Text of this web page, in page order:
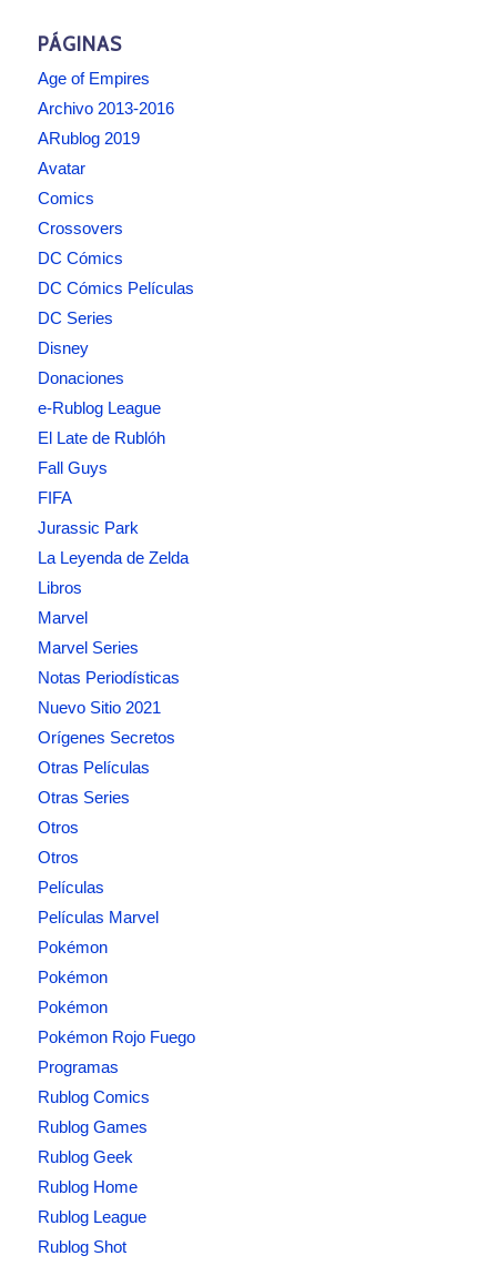
PÁGINAS
Age of Empires
Archivo 2013-2016
ARublog 2019
Avatar
Comics
Crossovers
DC Cómics
DC Cómics Películas
DC Series
Disney
Donaciones
e-Rublog League
El Late de Rublóh
Fall Guys
FIFA
Jurassic Park
La Leyenda de Zelda
Libros
Marvel
Marvel Series
Notas Periodísticas
Nuevo Sitio 2021
Orígenes Secretos
Otras Películas
Otras Series
Otros
Otros
Películas
Películas Marvel
Pokémon
Pokémon
Pokémon
Pokémon Rojo Fuego
Programas
Rublog Comics
Rublog Games
Rublog Geek
Rublog Home
Rublog League
Rublog Shot